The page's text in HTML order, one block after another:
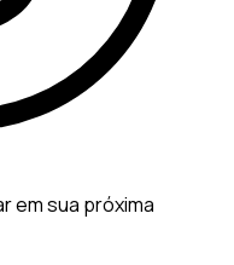
em sua próxima